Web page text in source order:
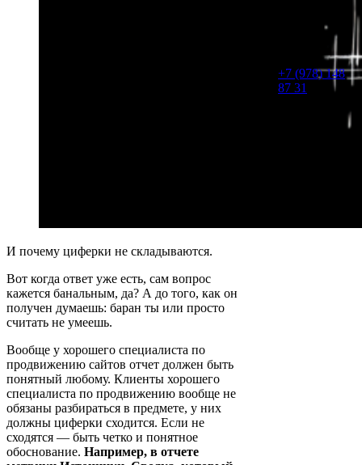
И почему циферки не складываются.
Вот когда ответ уже есть, сам вопрос
кажется банальным, да? А до того, как он
получен думаешь: баран ты или просто
считать не умеешь.
Вообще у хорошего специалиста по
продвижению сайтов отчет должен быть
понятный любому. Клиенты хорошего
специалиста по продвижению вообще не
обязаны разбираться в предмете, у них
должны циферки сходится. Если не
сходятся — быть четко и понятное
обоснование. Например, в отчете
+7 (978) 148
87 31